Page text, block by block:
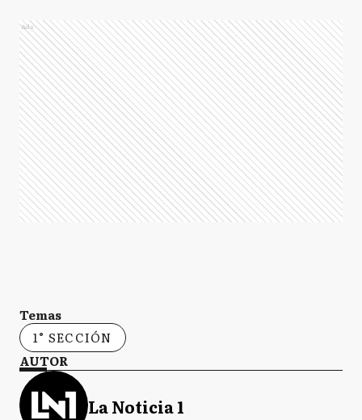
Ads
Temas
1° SECCIÓN
AUTOR
La Noticia 1